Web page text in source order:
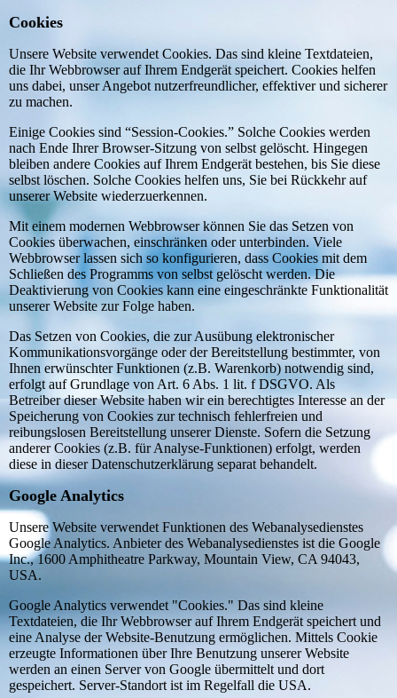
Cookies
Unsere Website verwendet Cookies. Das sind kleine Textdateien,
die Ihr Webbrowser auf Ihrem Endgerät speichert. Cookies helfen
uns dabei, unser Angebot nutzerfreundlicher, effektiver und sicherer
zu machen.
Einige Cookies sind “Session-Cookies.” Solche Cookies werden
nach Ende Ihrer Browser-Sitzung von selbst gelöscht. Hingegen
bleiben andere Cookies auf Ihrem Endgerät bestehen, bis Sie diese
selbst löschen. Solche Cookies helfen uns, Sie bei Rückkehr auf
unserer Website wiederzuerkennen.
Mit einem modernen Webbrowser können Sie das Setzen von
Cookies überwachen, einschränken oder unterbinden. Viele
Webbrowser lassen sich so konfigurieren, dass Cookies mit dem
Schließen des Programms von selbst gelöscht werden. Die
Deaktivierung von Cookies kann eine eingeschränkte Funktionalität
unserer Website zur Folge haben.
Das Setzen von Cookies, die zur Ausübung elektronischer
Kommunikationsvorgänge oder der Bereitstellung bestimmter, von
Ihnen erwünschter Funktionen (z.B. Warenkorb) notwendig sind,
erfolgt auf Grundlage von Art. 6 Abs. 1 lit. f DSGVO. Als
Betreiber dieser Website haben wir ein berechtigtes Interesse an der
Speicherung von Cookies zur technisch fehlerfreien und
reibungslosen Bereitstellung unserer Dienste. Sofern die Setzung
anderer Cookies (z.B. für Analyse-Funktionen) erfolgt, werden
diese in dieser Datenschutzerklärung separat behandelt.
Google Analytics
Unsere Website verwendet Funktionen des Webanalysedienstes
Google Analytics. Anbieter des Webanalysedienstes ist die Google
Inc., 1600 Amphitheatre Parkway, Mountain View, CA 94043,
USA.
Google Analytics verwendet "Cookies." Das sind kleine
Textdateien, die Ihr Webbrowser auf Ihrem Endgerät speichert und
eine Analyse der Website-Benutzung ermöglichen. Mittels Cookie
erzeugte Informationen über Ihre Benutzung unserer Website
werden an einen Server von Google übermittelt und dort
gespeichert. Server-Standort ist im Regelfall die USA.